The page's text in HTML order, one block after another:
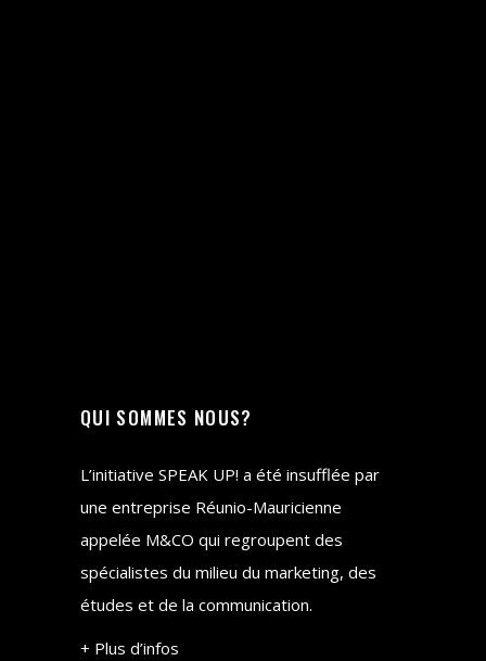
QUI SOMMES NOUS?
L’initiative SPEAK UP! a été insufflée par
une entreprise Réunio-Mauricienne
appelée M&CO qui regroupent des
spécialistes du milieu du marketing, des
études et de la communication.
+ Plus d’infos